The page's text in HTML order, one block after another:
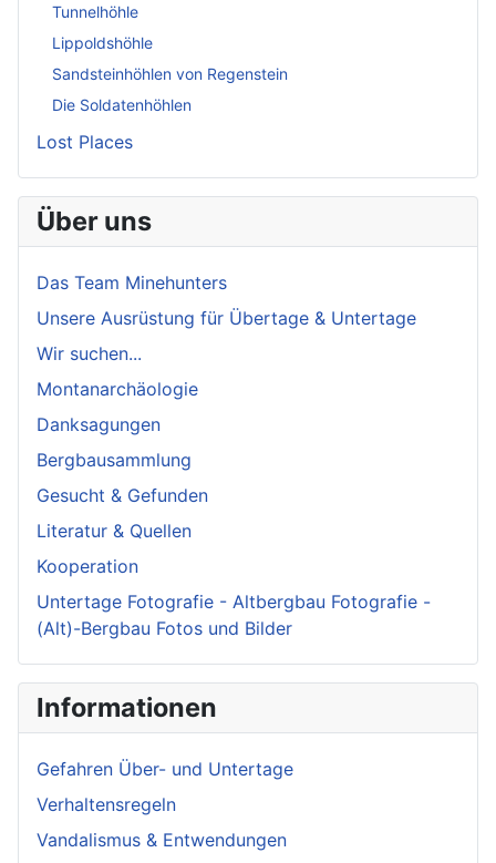
Tunnelhöhle
Lippoldshöhle
Sandsteinhöhlen von Regenstein
Die Soldatenhöhlen
Lost Places
Über uns
Das Team Minehunters
Unsere Ausrüstung für Übertage & Untertage
Wir suchen...
Montanarchäologie
Danksagungen
Bergbausammlung
Gesucht & Gefunden
Literatur & Quellen
Kooperation
Untertage Fotografie - Altbergbau Fotografie -
(Alt)-Bergbau Fotos und Bilder
Informationen
Gefahren Über- und Untertage
Verhaltensregeln
Vandalismus & Entwendungen